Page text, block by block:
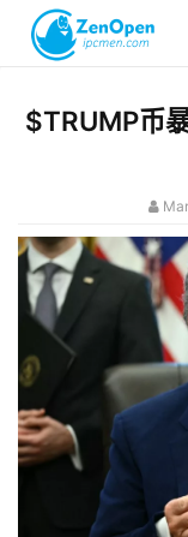
科技
心理
注册
$TRUMP币